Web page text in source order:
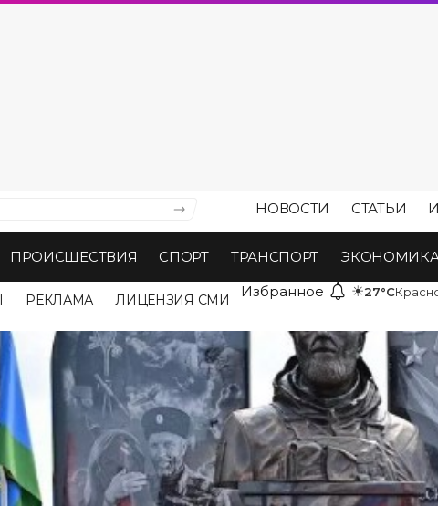
НОВОСТИ СТАТЬИ
ПРОИСШЕСТВИЯ СПОРТ ТРАНСПОРТ
РЕКЛАМА ЛИЦЕНЗИЯ СМИ Избранное ☀27°C